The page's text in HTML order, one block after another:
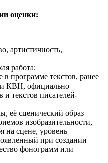
оценки:
артистичность,
работа;
в программе текстов, ранее
КВН, официально
и текстов писателей-
её сценический образ
изобразительности,
на сцене, уровень
при создании
фонограмм или